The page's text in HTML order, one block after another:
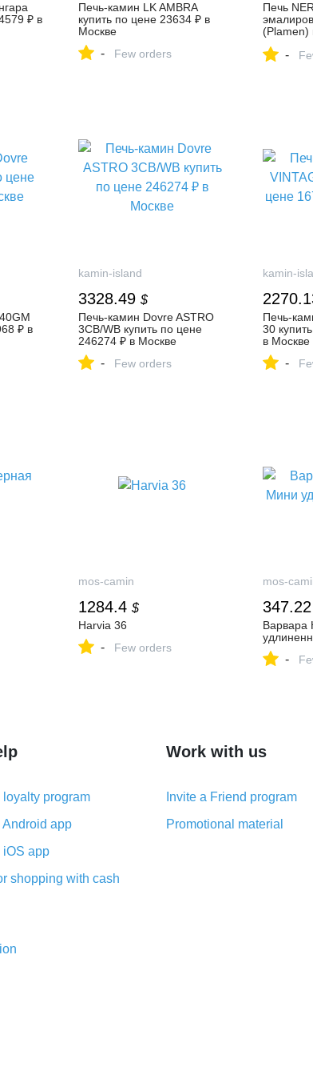
₽ в
Печь-камин LK AMBRA
купить по цене 23634 ₽ в
Москве
- Few orders
Печь
(Plamen)
-
₽ в
kamin-island
3328.49 $
Печь-камин Dovre ASTRO
3CB/WB купить по цене
246274 ₽ в Москве
- Few orders
kamin-
Печь-
30
в Москве
-
mos-camin
1284.4 $
Harvia 36
- Few orders
mos-
347.22
Варвара
-
loyalty program
Android app
iOS app
shopping with cash
Work with us
Invite a Friend program
Promotional material